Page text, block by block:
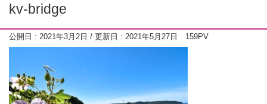
kv-bridge
公開日 : 2021年3月2日 / 更新日 : 2021年5月27日 159PV